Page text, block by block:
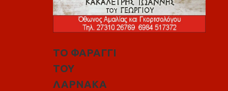
ΤΟ ΦΑΡΑΓΓΙ
ΤΟΥ
ΛΑΡΝΑΚΑ